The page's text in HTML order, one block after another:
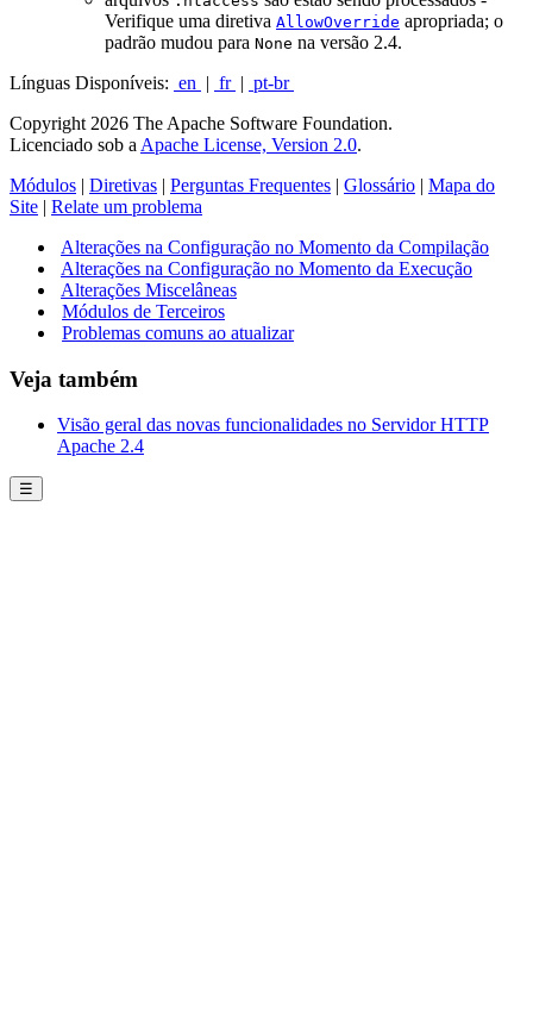
Verifique uma diretiva AllowOverride apropriada; o
padrão mudou para None na versão 2.4.
Línguas Disponíveis: en | fr | pt-br
Copyright 2026 The Apache Software Foundation.
Licenciado sob a Apache License, Version 2.0.
Módulos | Diretivas | Perguntas Frequentes | Glossário | Mapa do
Site | Relate um problema
Alterações na Configuração no Momento da Compilação
Alterações na Configuração no Momento da Execução
Alterações Miscelâneas
Módulos de Terceiros
Problemas comuns ao atualizar
Veja também
Visão geral das novas funcionalidades no Servidor HTTP
Apache 2.4
☰